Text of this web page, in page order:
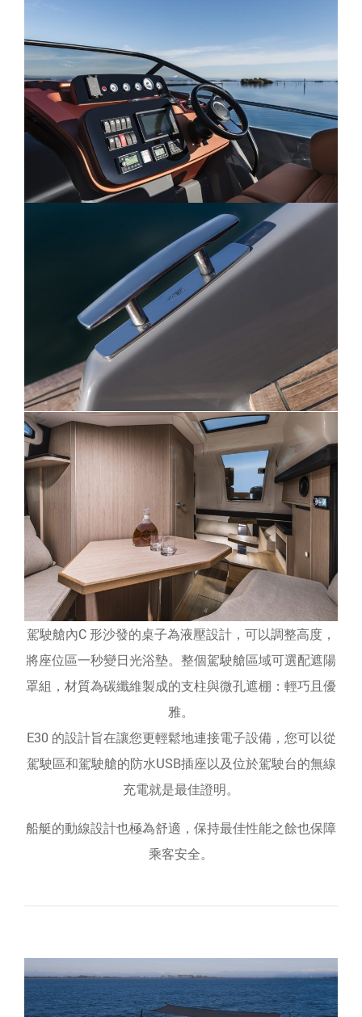
駕駛艙內C 形沙發的桌子為液壓設計，可以調整高度，
將座位區一秒變日光浴墊。整個駕駛艙區域可選配遮陽
罩組，材質為碳纖維製成的支柱與微孔遮棚：輕巧且優
雅。
E30 的設計旨在讓您更輕鬆地連接電子設備，您可以從
駕駛區和駕駛艙的防水USB插座以及位於駕駛台的無線
充電就是最佳證明。
船艇的動線設計也極為舒適，保持最佳性能之餘也保障
乘客安全。